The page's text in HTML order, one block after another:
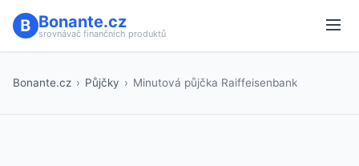
Bonante.cz
srovnávač finančních produktů
Bonante.cz › Půjčky › Minutová půjčka Raiffeisenbank